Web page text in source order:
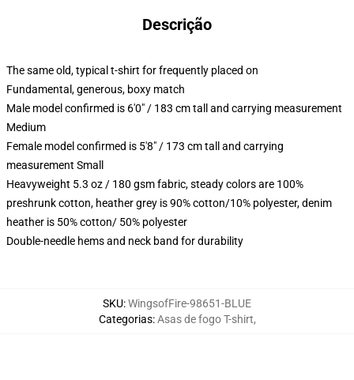
Descrição
The same old, typical t-shirt for frequently placed on
Fundamental, generous, boxy match
Male model confirmed is 6'0" / 183 cm tall and carrying measurement
Medium
Female model confirmed is 5'8" / 173 cm tall and carrying
measurement Small
Heavyweight 5.3 oz / 180 gsm fabric, steady colors are 100%
preshrunk cotton, heather grey is 90% cotton/10% polyester, denim
heather is 50% cotton/ 50% polyester
Double-needle hems and neck band for durability
SKU:WingsofFire-98651-BLUE
Categorias:Asas de fogo T-shirt,